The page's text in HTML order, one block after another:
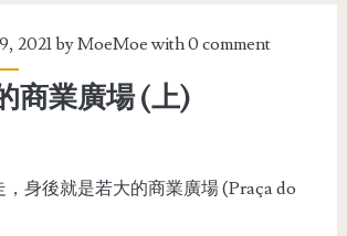
2021 byMoeMoewith0 comment
商業廣場 (上)
身後就是若大的商業廣場 (Praça do